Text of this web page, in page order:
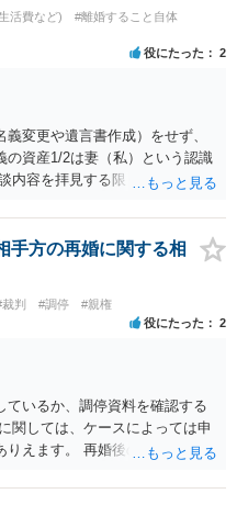
請求」は行わない（あるいは
なものになる）可能性があり
活費など)
#離婚すること自体
役にたった 2
変更や遺言書作成）をせず、
の資産1/2は妻（私）という認識
内容を拝見する限りでは、その
対して自宅の評価額の１/２の代
手方の再婚に関する相
判 #調停 #親権
役にたった 2
いるか、調停資料を確認する
関しては、ケースによっては申
りえます。 再婚後の相手方の行
ちらについても確認する必要が